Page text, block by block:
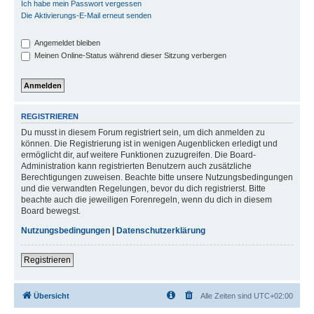
Ich habe mein Passwort vergessen
Die Aktivierungs-E-Mail erneut senden
Angemeldet bleiben
Meinen Online-Status während dieser Sitzung verbergen
REGISTRIEREN
Du musst in diesem Forum registriert sein, um dich anmelden zu
können. Die Registrierung ist in wenigen Augenblicken erledigt und
ermöglicht dir, auf weitere Funktionen zuzugreifen. Die Board-
Administration kann registrierten Benutzern auch zusätzliche
Berechtigungen zuweisen. Beachte bitte unsere Nutzungsbedingungen
und die verwandten Regelungen, bevor du dich registrierst. Bitte
beachte auch die jeweiligen Forenregeln, wenn du dich in diesem
Board bewegst.
Nutzungsbedingungen
Datenschutzerklärung
Registrieren
Übersicht Alle Zeiten sind UTC+02:00